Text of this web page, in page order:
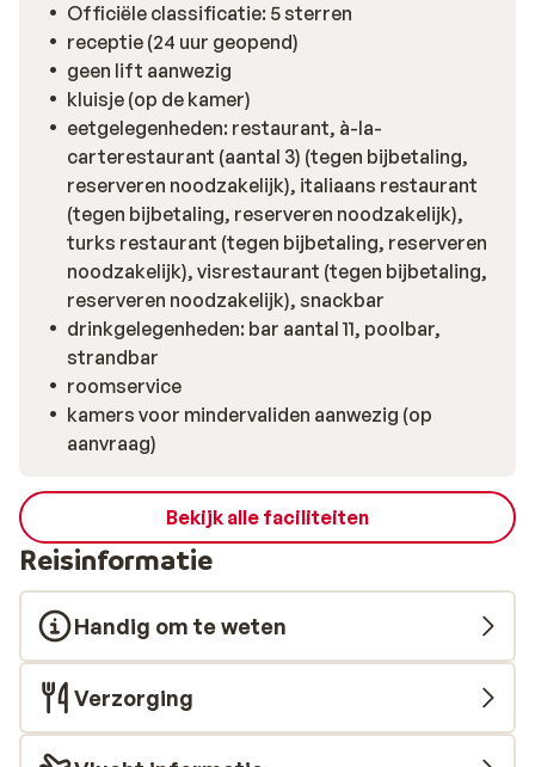
Officiële classificatie: 5 sterren
receptie (24 uur geopend)
geen lift aanwezig
kluisje (op de kamer)
eetgelegenheden: restaurant, à-la-
carterestaurant (aantal 3) (tegen bijbetaling,
reserveren noodzakelijk), italiaans restaurant
(tegen bijbetaling, reserveren noodzakelijk),
turks restaurant (tegen bijbetaling, reserveren
noodzakelijk), visrestaurant (tegen bijbetaling,
reserveren noodzakelijk), snackbar
drinkgelegenheden: bar aantal 11, poolbar,
strandbar
roomservice
kamers voor mindervaliden aanwezig (op
aanvraag)
Bekijk alle faciliteiten
Reisinformatie
Handig om te weten
Verzorging